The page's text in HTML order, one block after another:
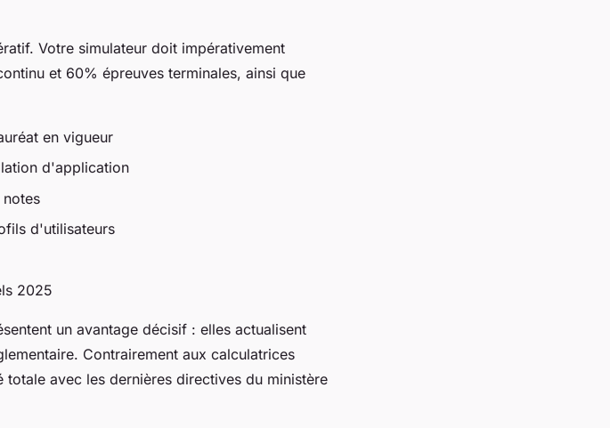
Votre simulateur doit impérativement
et 60% épreuves terminales, ainsi que
en vigueur
d'application
d'utilisateurs
2025
un avantage décisif : elles actualisent
Contrairement aux calculatrices
avec les dernières directives du ministère